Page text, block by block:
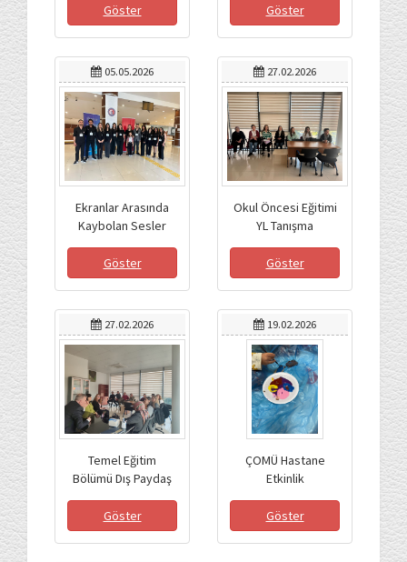
Dikim Etkinliği
Göster
Temizliği Etkinliği
Göster
05.05.2026
Ekranlar Arasında
Kaybolan Sesler
Göster
27.02.2026
Okul Öncesi Eğitimi
YL Tanışma
Toplantısı
Göster
27.02.2026
Temel Eğitim
Bölümü Dış Paydaş
Toplantısı
Göster
19.02.2026
ÇOMÜ Hastane
Etkinlik
Göster